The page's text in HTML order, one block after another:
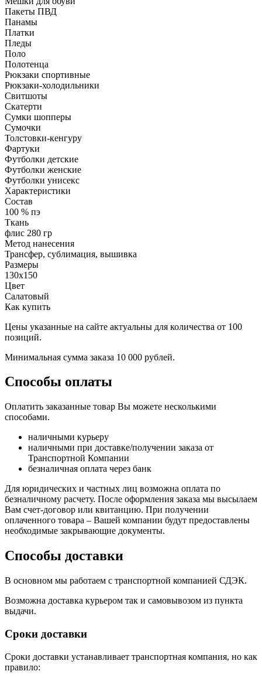
Пакеты ПВД
Панамы
Платки
Пледы
Поло
Полотенца
Рюкзаки спортивные
Рюкзаки-холодильники
Свитшоты
Скатерти
Сумки шопперы
Сумочки
Толстовки-кенгуру
Фартуки
Футболки детские
Футболки женские
Футболки унисекс
Характеристики
Состав
100 % пэ
Ткань
флис 280 гр
Метод нанесения
Трансфер, сублимация, вышивка
Размеры
130х150
Цвет
Салатовый
Как купить
Цены указанные на сайте актуальны для количества от 100
позиций.
Минимальная сумма заказа 10 000 рублей.
Способы оплаты
Оплатить заказанные товар Вы можете несколькими
способами.
наличными курьеру
наличными при доставке/получении заказа от
Транспортной Компании
безналичная оплата через банк
Для юридических и частных лиц возможна оплата по
безналичному расчету. После оформления заказа мы высылаем
Вам счет-договор или квитанцию. При получении
оплаченного товара – Вашей компании будут предоставлены
необходимые закрывающие документы.
Способы доставки
В основном мы работаем с транспортной компанией СДЭК.
Возможна доставка курьером так и самовывозом из пункта
выдачи.
Сроки доставки
Сроки доставки устанавливает транспортная компания, но как
правило: